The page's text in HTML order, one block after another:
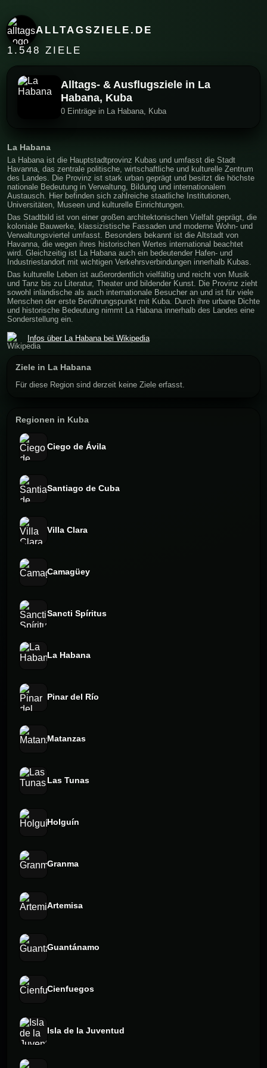
ALLTAGSZIELE.DE
1.548 ZIELE
Alltags- & Ausflugsziele in La
Habana, Kuba
0 Einträge in La Habana, Kuba
La Habana
La Habana ist die Hauptstadtprovinz Kubas und umfasst die Stadt
Havanna, das zentrale politische, wirtschaftliche und kulturelle Zentrum
des Landes. Die Provinz ist stark urban geprägt und besitzt die höchste
nationale Bedeutung in Verwaltung, Bildung und internationalem
Austausch. Hier befinden sich zahlreiche staatliche Institutionen,
Universitäten, Museen und kulturelle Einrichtungen.
Das Stadtbild ist von einer großen architektonischen Vielfalt geprägt, die
koloniale Bauwerke, klassizistische Fassaden und moderne Wohn- und
Verwaltungsviertel umfasst. Besonders bekannt ist die Altstadt von
Havanna, die wegen ihres historischen Wertes international beachtet
wird. Gleichzeitig ist La Habana auch ein bedeutender Hafen- und
Industriestandort mit wichtigen Verkehrsverbindungen innerhalb Kubas.
Das kulturelle Leben ist außerordentlich vielfältig und reicht von Musik
und Tanz bis zu Literatur, Theater und bildender Kunst. Die Provinz zieht
sowohl inländische als auch internationale Besucher an und ist für viele
Menschen der erste Berührungspunkt mit Kuba. Durch ihre urbane Dichte
und historische Bedeutung nimmt La Habana innerhalb des Landes eine
Sonderstellung ein.
Infos über La Habana bei Wikipedia
Ziele in La Habana
Für diese Region sind derzeit keine Ziele erfasst.
Regionen in Kuba
Ciego de Ávila
Santiago de Cuba
Villa Clara
Camagüey
Sancti Spíritus
La Habana
Pinar del Río
Matanzas
Las Tunas
Holguín
Granma
Artemisa
Guantánamo
Cienfuegos
Isla de la Juventud